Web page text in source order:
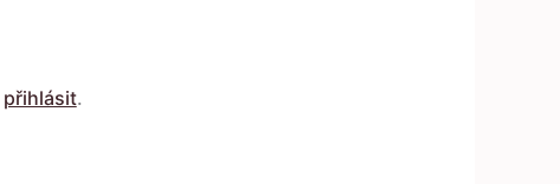
přihlásit.